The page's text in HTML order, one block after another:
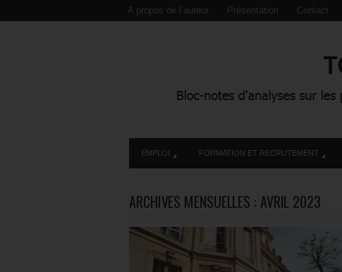
A propos de l’auteur Présentation Contact
EMPLOI FORMATION ET RECRUTEMENT
ARCHIVES MENSUELLES : AVRIL 2023